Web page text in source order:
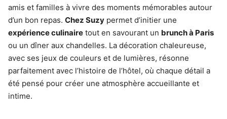
amis et familles à vivre des moments mémorables autour
d’un bon repas. Chez Suzy permet d’initier une
expérience culinaire tout en savourant un brunch à Paris
ou un dîner aux chandelles. La décoration chaleureuse,
avec ses jeux de couleurs et de lumières, résonne
parfaitement avec l’histoire de l’hôtel, où chaque détail a
été pensé pour créer une atmosphère accueillante et
intime.